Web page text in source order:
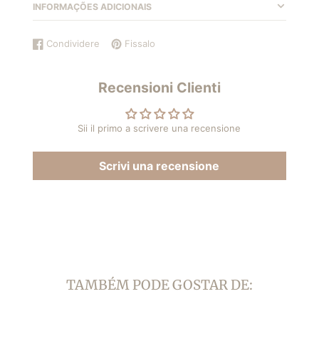
INFORMAÇÕES ADICIONAIS
Condividere
Condividi
Si
Fissalo
Aggiungi
su
Si
una
finestra.
Recensioni Clienti
Sii il primo a scrivere una recensione
Scrivi una recensione
TAMBÉM PODE GOSTAR DE: